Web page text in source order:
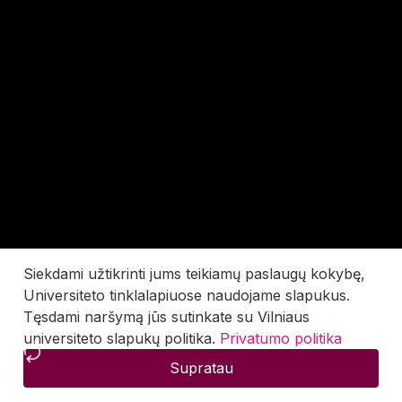
Siekdami užtikrinti jums teikiamų paslaugų kokybę,
Universiteto tinklalapiuose naudojame slapukus.
Tęsdami naršymą jūs sutinkate su Vilniaus
universiteto slapukų politika. Privatumo politika
Supratau